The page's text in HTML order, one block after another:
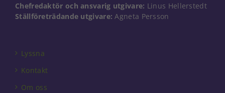
Chefredaktör och ansvarig utgivare: Linus Hellerstedt
Ställföreträdande utgivare: Agneta Persson
Lyssna
Kontakt
Om oss
Dessa kakor
går inte att